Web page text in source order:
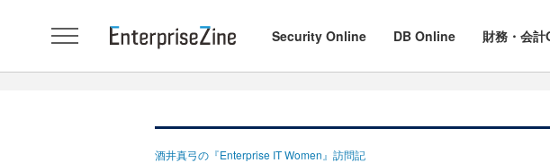
Security Online DB Online 財務・会
酒井真弓の『Enterprise IT Women』訪問記